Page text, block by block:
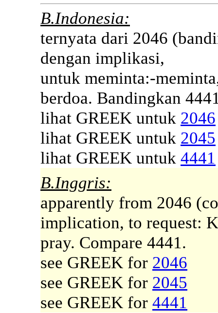
B.Indonesia:
ternyata dari 2046
dengan implikasi,
untuk meminta:-
berdoa. Bandingkan
lihat GREEK untuk 2046
lihat GREEK untuk 2045
lihat GREEK untuk 4441
B.Inggris:
apparently from 2046
implication, to request:
pray. Compare 4441.
see GREEK for 2046
see GREEK for 2045
see GREEK for 4441